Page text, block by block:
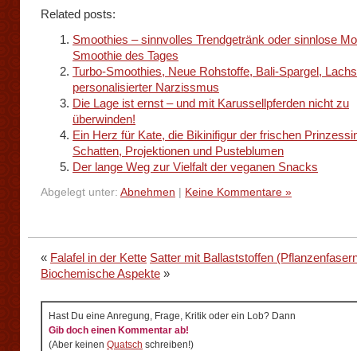
Related posts:
Smoothies – sinnvolles Trendgetränk oder sinnlose
Smoothie des Tages
Turbo-Smoothies, Neue Rohstoffe, Bali-Spargel,
personalisierter Narzissmus
Die Lage ist ernst – und mit Karussellpferden nicht zu
überwinden!
Ein Herz für Kate, die Bikinifigur der frischen
Schatten, Projektionen und Pusteblumen
Der lange Weg zur Vielfalt der veganen Snacks
Abgelegt unter: Abnehmen Keine Kommentare »
« Falafel in der Kette Satter mit Ballaststoffen
Biochemische Aspekte »
Hast Du eine Anregung, Frage, Kritik oder ein Lob? Dann
Gib doch einen Kommentar ab!
(Aber keinen Quatsch schreiben!)